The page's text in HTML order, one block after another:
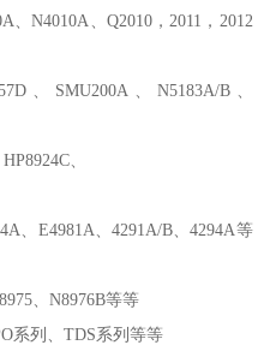
N4010A、Q2010，2011，2012
、SMU200A、N5183A/B、
、
、E4981A、4291A/B、4294A等
、N8976B等等
系列、TDS系列等等